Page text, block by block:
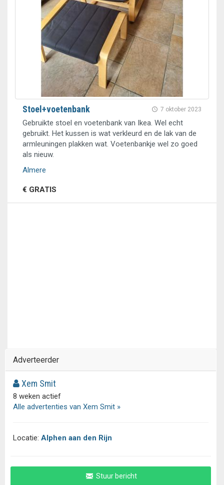
7 oktober 2023
Stoel+voetenbank
Gebruikte stoel en voetenbank van Ikea. Wel echt
gebruikt. Het kussen is wat verkleurd en de lak van de
armleuningen plakken wat. Voetenbankje wel zo goed
als nieuw.
Almere
€ GRATIS
Adverteerder
Xem Smit
8 weken actief
Alle advertenties van Xem Smit »
Locatie: Alphen aan den Rijn
Stuur bericht